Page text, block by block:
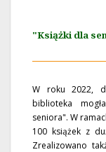
"Książki dla
W roku 2022,
biblioteka
seniora". W
100 książek z
Zrealizowano